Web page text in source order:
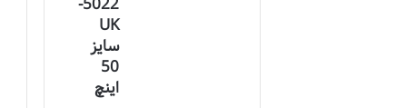
UK
سایز
50
اینچ